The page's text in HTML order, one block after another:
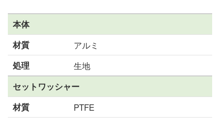
お問い合わせ窓口
本体
材質
アルミ
処理 生地
セットワッシャー
材質
PTFE